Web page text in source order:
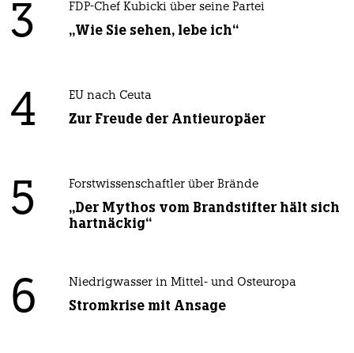
3 FDP-Chef Kubicki über seine Partei
„Wie Sie sehen, lebe ich“
4 EU nach Ceuta
Zur Freude der Antieuropäer
5 Forstwissenschaftler über Brände
„Der Mythos vom Brandstifter hält sich
hartnäckig“
6 Niedrigwasser in Mittel- und Osteuropa
Stromkrise mit Ansage